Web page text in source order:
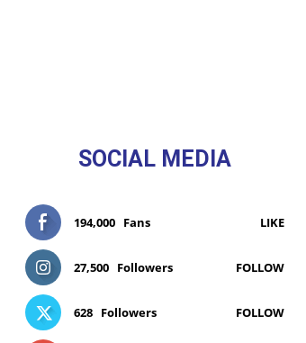
SOCIAL MEDIA
194,000 Fans LIKE
27,500 Followers FOLLOW
628 Followers FOLLOW